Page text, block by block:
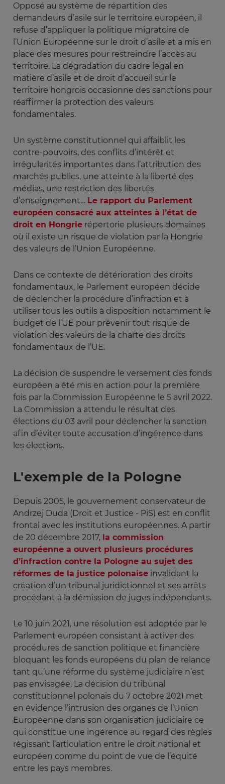
Opposé au système de répartition des
demandeurs d’asile sur le territoire européen, il
refuse d’appliquer la politique migratoire de
l’Union Européenne sur le droit d’asile et a mis en
place des mesures pour restreindre l’accès au
territoire. La dégradation du cadre légal en
matière d’asile et de droit d’accueil sur le
territoire hongrois occasionne des sanctions pour
réaffirmer la protection des valeurs
fondamentales.
Un système constitutionnel qui affaiblit les
contre-pouvoirs, des conflits d’intérêt et
irrégularités importantes dans l’attribution des
marchés publics, une atteinte à la liberté des
médias, une restriction des libertés
d’enseignement… Le rapport du Parlement
européen consacré aux atteintes à l’état de
droit en Hongrie répertorie plusieurs domaines
où il existe un risque de violation par la Hongrie
des valeurs de l’Union Européenne.
Dans ce contexte de détérioration des droits
fondamentaux, le Parlement européen décide
de déclencher la procédure d’infraction et à
utiliser tous les outils à disposition notamment le
budget de l’UE pour prévenir tout risque de
violation des valeurs de la charte des droits
fondamentaux de l’UE.
La décision de suspendre le versement des fonds
européen a été mis en action pour la première
fois par la Commission Européenne le 5 avril 2022.
La Commission a attendu le résultat des
élections du 03 avril pour déclencher la sanction
afin d’éviter toute accusation d’ingérence dans
les élections.
L'exemple de la Pologne
Depuis 2005, le gouvernement conservateur de
Andrzej Duda (Droit et Justice - PiS) est en conflit
frontal avec les institutions européennes. A partir
de 20 décembre 2017, la commission
européenne a ouvert plusieurs procédures
d’infraction contre la Pologne au sujet des
réformes de la justice polonaise invalidant la
création d’un tribunal juridictionnel et ses arrêts
procédant à la démission de juges indépendants.
Le 10 juin 2021, une résolution est adoptée par le
Parlement européen consistant à activer des
procédures de sanction politique et financière
bloquant les fonds européens du plan de relance
tant qu’une réforme du système judiciaire n’est
pas envisagée. La décision du tribunal
constitutionnel polonais du 7 octobre 2021 met
en évidence l’intrusion des organes de l’Union
Européenne dans son organisation judiciaire ce
qui constitue une ingérence au regard des règles
régissant l’articulation entre le droit national et
européen comme du point de vue de l’équité
entre les pays membres.